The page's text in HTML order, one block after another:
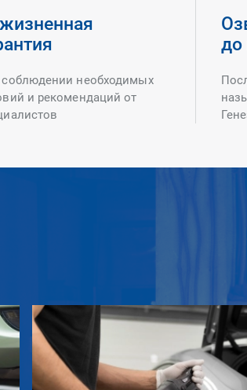
необходимых
и рекомендаций от
до